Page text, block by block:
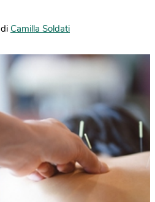
di Camilla Soldati